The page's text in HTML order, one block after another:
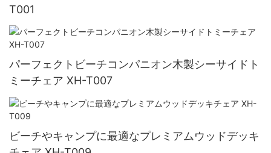
T001
パーフェクトビーチコンパニオン木製シーサイドト
ミーチェア XH-T007
ビーチやキャンプに最適なプレミアムウッドデッキ